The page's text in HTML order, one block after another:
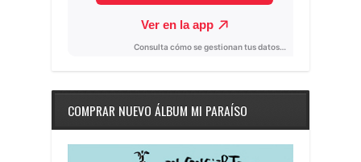
COMPRAR NUEVO ÁLBUM MI PARAÍSO